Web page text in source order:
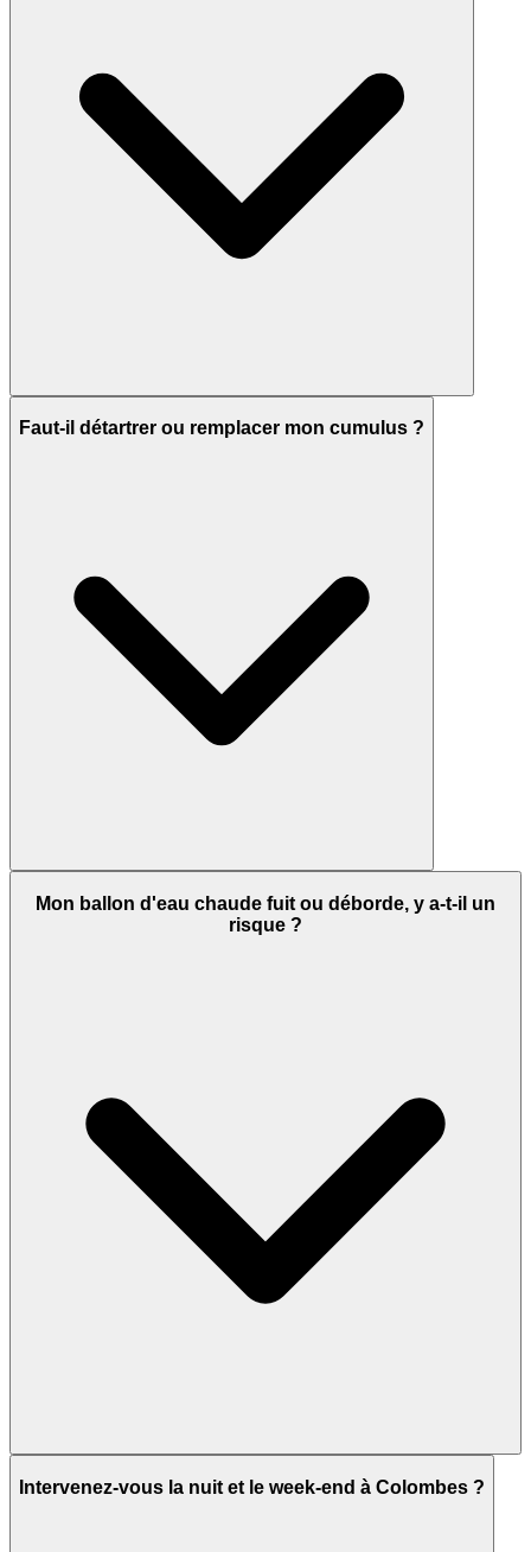
Faut-il détartrer ou remplacer mon cumulus ?
Mon ballon d'eau chaude fuit ou déborde, y a-t-il un
risque ?
Intervenez-vous la nuit et le week-end à Colombes ?